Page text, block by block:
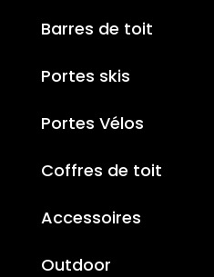
Barres de toit
Portes skis
Portes Vélos
Coffres de toit
Accessoires
Outdoor